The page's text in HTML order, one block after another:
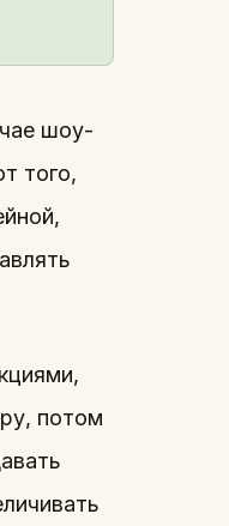
шоу-
того,
потом